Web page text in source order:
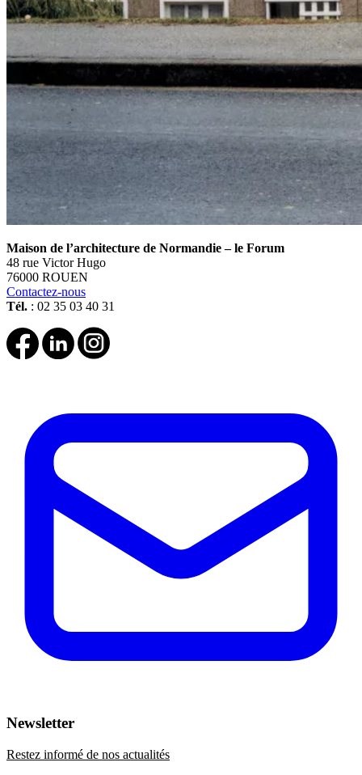
Maison de l’architecture de Normandie – le Forum
48 rue Victor Hugo
76000 ROUEN
Contactez-nous
Tél. : 02 35 03 40 31
Newsletter
Restez informé de nos actualités